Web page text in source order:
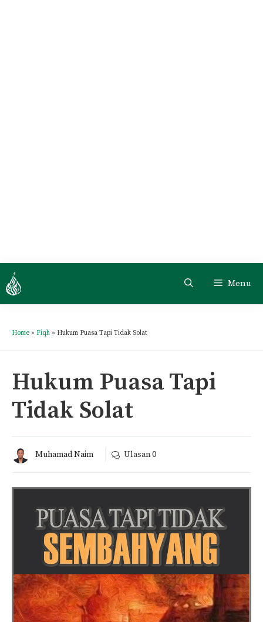
Menu
Home » Fiqh » Hukum Puasa Tapi Tidak Solat
Hukum Puasa Tapi
Tidak Solat
Muhamad Naim Ulasan0